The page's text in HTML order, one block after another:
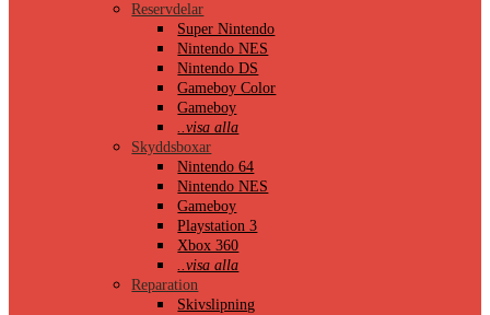
Reservdelar
Super Nintendo
Nintendo NES
Nintendo DS
Gameboy Color
Gameboy
..visa alla
Skyddsboxar
Nintendo 64
Nintendo NES
Gameboy
Playstation 3
Xbox 360
..visa alla
Reparation
Skivslipning